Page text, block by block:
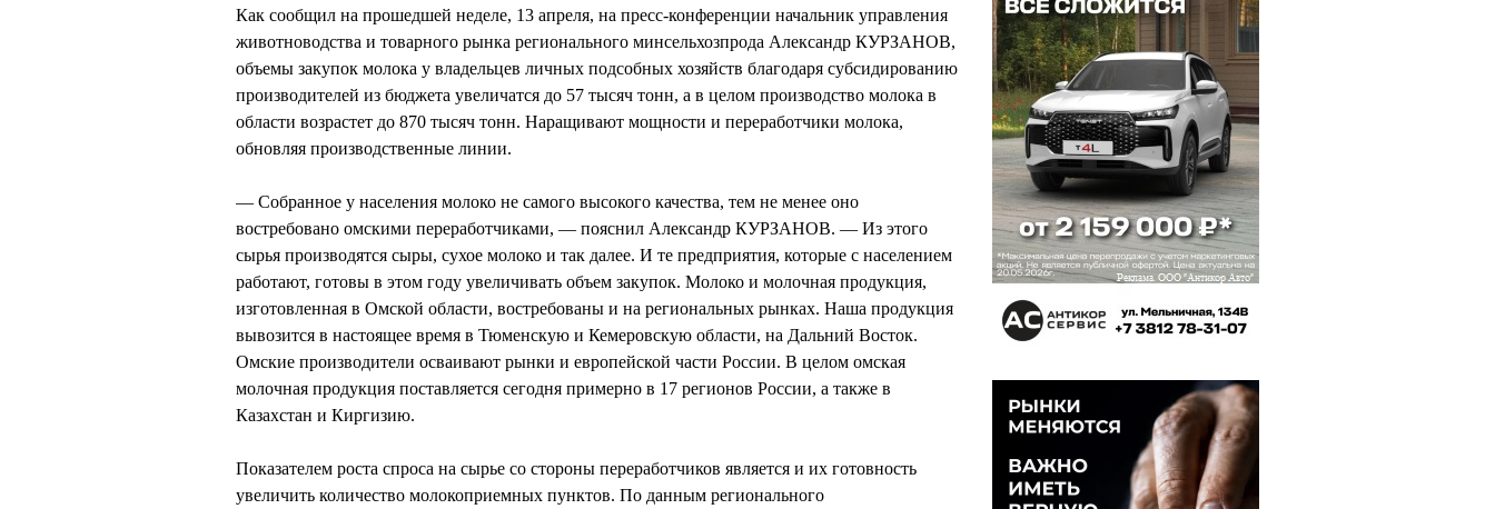
Как сообщил на прошедшей неделе, 13 апреля, на пресс-конференции начальник управления
животноводства и товарного рынка регионального минсельхозпрода Александр КУРЗАНОВ,
объемы закупок молока у владельцев личных подсобных хозяйств благодаря субсидированию
производителей из бюджета увеличатся до 57 тысяч тонн, а в целом производство молока в
области возрастет до 870 тысяч тонн. Наращивают мощности и переработчики молока,
обновляя производственные линии.
— Собранное у населения молоко не самого высокого качества, тем не менее оно
востребовано омскими переработчиками, — пояснил Александр КУРЗАНОВ. — Из этого
сырья производятся сыры, сухое молоко и так далее. И те предприятия, которые с населением
работают, готовы в этом году увеличивать объем закупок. Молоко и молочная продукция,
изготовленная в Омской области, востребованы и на региональных рынках. Наша продукция
вывозится в настоящее время в Тюменскую и Кемеровскую области, на Дальний Восток.
Омские производители осваивают рынки и европейской части России. В целом омская
молочная продукция поставляется сегодня примерно в 17 регионов России, а также в
Казахстан и Киргизию.
Показателем роста спроса на сырье со стороны переработчиков является и их готовность
увеличить количество молокоприемных пунктов. По данным регионального